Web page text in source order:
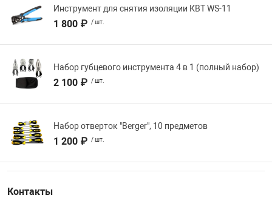
Инструмент для снятия изоляции КВТ WS-11
1 800 ₽ / шт.
Набор губцевого инструмента 4 в 1 (полный набор)
2 100 ₽ / шт.
Набор отверток "Berger", 10 предметов
1 200 ₽ / шт.
Контакты